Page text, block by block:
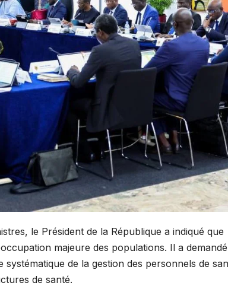
le Président de la République a indiqué que
majeure des populations. Il a demandé
systématique de la gestion des personnels de
de santé.